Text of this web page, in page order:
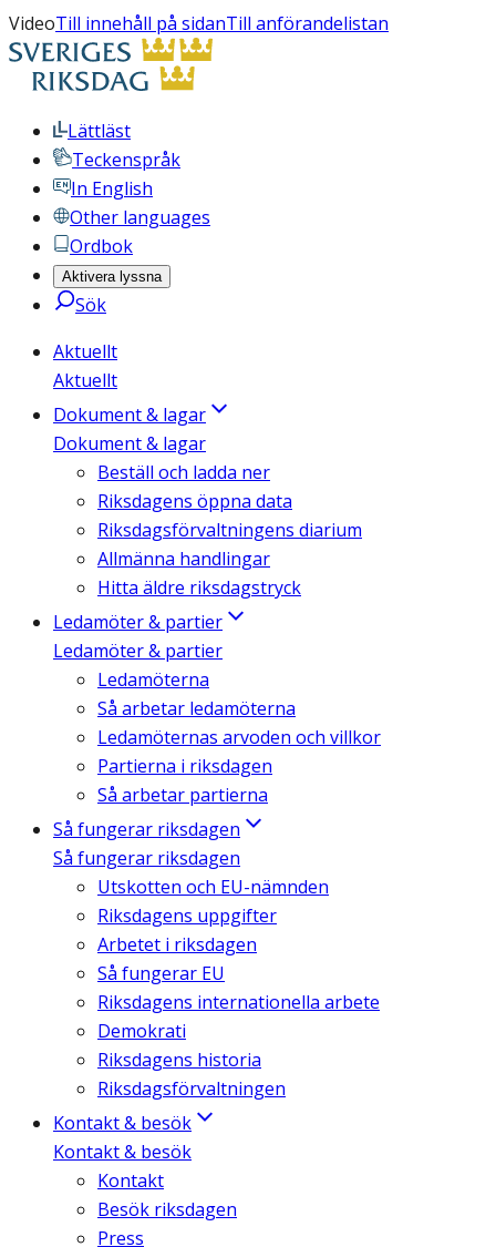
VideoTill innehåll på sidanTill anförandelistan
Lättläst
Teckenspråk
In English
Other languages
Ordbok
Aktivera lyssna
Sök
Aktuellt
Aktuellt
Dokument & lagar
Dokument & lagar
Beställ och ladda ner
Riksdagens öppna data
Riksdagsförvaltningens diarium
Allmänna handlingar
Hitta äldre riksdagstryck
Ledamöter & partier
Ledamöter & partier
Ledamöterna
Så arbetar ledamöterna
Ledamöternas arvoden och villkor
Partierna i riksdagen
Så arbetar partierna
Så fungerar riksdagen
Så fungerar riksdagen
Utskotten och EU-nämnden
Riksdagens uppgifter
Arbetet i riksdagen
Så fungerar EU
Riksdagens internationella arbete
Demokrati
Riksdagens historia
Riksdagsförvaltningen
Kontakt & besök
Kontakt & besök
Kontakt
Besök riksdagen
Press